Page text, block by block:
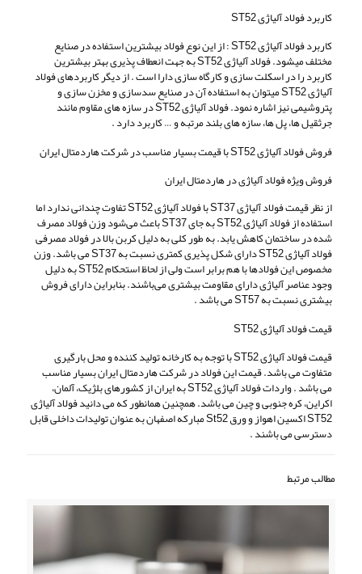
کاربرد فولاد آلیاژی ST52
کاربرد فولاد آلیاژی ST52 : از این نوع فولاد بیشترین استفاده در صنایع
مختلف میشود. فولاد آلیاژی ST52 به جهت انعطاف پذیری بهتر بیشترین
کاربرد را در اسکلت سازی و کارگاه سازی دارا است . از دیگر کاربردهای فولاد
آلیاژی ST52 میتوان به استفاده آن در صنایع سدسازی و مخزن سازی و
پتروشیمی نیز اشاره نمود. فولاد آلیاژی ST52 در سازه های مقاوم مانند
جرثقیل ها، پل ها، سازه های بلند مرتبه و … کاربرد دارد .
فروش فولاد آلیاژی ST52 با قیمت بسیار مناسب در شرکت هاردمتال ایران
فروش ویژه فولاد آلیاژی در هاردمتال ایران
از نظر قیمت فولاد آلیاژی ST37 با فولاد آلیاژی ST52 تفاوت چندانی ندارد اما
استفاده از فولاد آلیاژی ST52 به جای ST37 باعث می‌شود وزن فولاد مصرف
شده در ساختمان کاهش یابد. به طور کلی به دلیل کربن بالا در فولاد مصرفی
فولاد آلیاژی ST52 دارای شکل پذیری کمتری نسبت به ST37 می باشد. وزن
مخصوص این فولادها با هم برابر است ولی از لحاظ استحکام ST52 به دلیل
وجود عناصر آلیاژی دارای مقاومت بیشتری می‌باشند. بنابراین دارای فروش
بیشتری نسبت به ST57 می باشد .
قیمت فولاد آلیاژی ST52
قیمت فولاد آلیاژی ST52 با توجه به کارخانه تولید کننده و محل بارگیری
متفاوت می باشد. قیمت این فولاد در شرکت هاردمتال ایران بسیار مناسب
می باشد . واردات فولاد آلیاژی ST52 به ایران از کشورهای بلژیک، آلمان،
اکراین، کره جنوبی و چین می باشد. همچنین همانطور که می دانید فولاد آلیاژی
ST52 اکسین اهواز و ورق St52 مبارکه اصفهان به عنوان تولیدات داخلی قابل
دسترسی می باشند .
مطالب مرتبط